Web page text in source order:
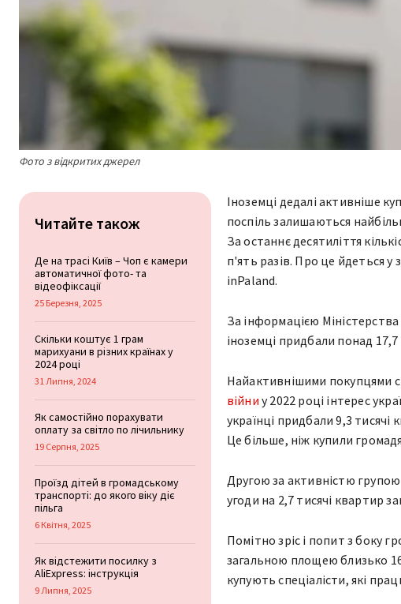
Фото з відкритих джерел
Читайте також
Де на трасі Київ – Чоп є камери
автоматичної фото- та
відеофіксації
25 Березня, 2025
Скільки коштує 1 грам
марихуани в різних країнах у
2024 році
31 Липня, 2024
Як самостійно порахувати
оплату за світло по лічильнику
19 Серпня, 2025
Проїзд дітей в громадському
транспорті: до якого віку діє
пільга
6 Квітня, 2025
Як відстежити посилку з
AliExpress: інструкція
9 Липня, 2025
Іноземці дедалі активніше
поспіль залишаються
За останнє десятиліття
п'ять разів. Про це йдеться у
inPaland.
За інформацією Міністерства
іноземці придбали понад
Найактивнішими покупцями
війни у 2022 році інтерес
українці придбали 9,3
Це більше, ніж купили
Другою за активністю
угоди на 2,7 тисячі квартир
Помітно зріс і попит з боку
загальною площею близько
купують спеціалісти, які